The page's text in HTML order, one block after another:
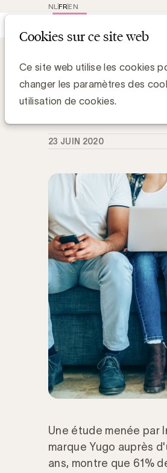
Cookies sur ce site web
Ce site web utilise les cookies
changer les paramètres des
utilisation de cookies.
EN
FR
NL
Yugo analyse le
confinement
23 JUIN 2020
Une étude menée par
marque Yugo auprès
ans, montre que 61%